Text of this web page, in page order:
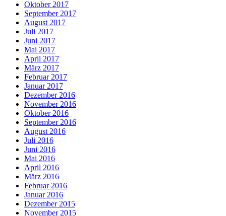
Oktober 2017
September 2017
August 2017
Juli 2017
Juni 2017
Mai 2017
April 2017
März 2017
Februar 2017
Januar 2017
Dezember 2016
November 2016
Oktober 2016
September 2016
August 2016
Juli 2016
Juni 2016
Mai 2016
April 2016
März 2016
Februar 2016
Januar 2016
Dezember 2015
November 2015